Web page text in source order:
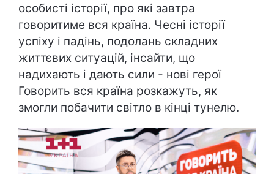
особисті історії, про які завтра
говоритиме вся країна. Чесні історії
успіху і падінь, подолань складних
життєвих ситуацій, інсайти, що
надихають і дають сили - нові герої
Говорить вся країна розкажуть, як
змогли побачити світло в кінці тунелю.